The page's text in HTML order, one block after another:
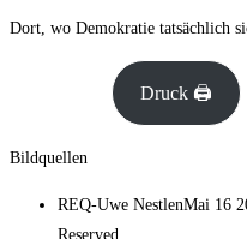
Dort, wo Demokratie tatsächlich
Druck 🖨
Bildquellen
REQ-Uwe NestlenMai 16
Reserved